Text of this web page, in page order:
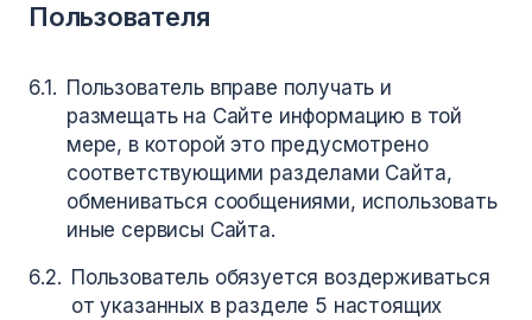
Пользователя
Пользователь вправе получать и
размещать на Сайте информацию в той
мере, в которой это предусмотрено
соответствующими разделами Сайта,
обмениваться сообщениями, использовать
иные сервисы Сайта.
Пользователь обязуется воздерживаться
от указанных в разделе 5 настоящих